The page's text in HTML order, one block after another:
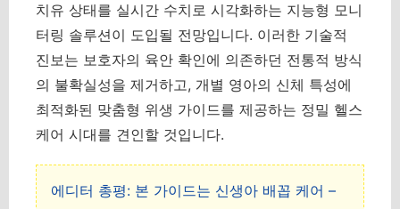
치유 상태를 실시간 수치로 시각화하는 지능형 모니
터링 솔루션이 도입될 전망입니다. 이러한 기술적
진보는 보호자의 육안 확인에 의존하던 전통적 방식
의 불확실성을 제거하고, 개별 영아의 신체 특성에
최적화된 맞춤형 위생 가이드를 제공하는 정밀 헬스
케어 시대를 견인할 것입니다.
에디터 총평: 본 가이드는 신생아 배꼽 케어 –